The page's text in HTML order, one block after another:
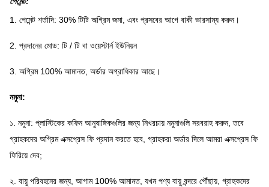
1. পেমেন্ট শর্তাদি: 30% টিটি অগ্রিম জমা, এবং প্রসবের আগে বাকী ভারসাম্য করুন।
2. প্রদানের মোড: টি / টি বা ওয়েস্টার্ন ইউনিয়ন
3. অগ্রিম 100% আমানত, অর্ডার অগ্রাধিকার আছে।
নমুনা:
১. নমুনা: প্লাস্টিকের কফিন আনুষাঙ্গিকগুলির জন্য নিখরচায় নমুনাগুলি সরবরাহ করুন, তবে
গ্রাহকদের অগ্রিম এক্সপ্রেস ফি প্রদান করতে হবে, গ্রাহকরা অর্ডার দিলে আমরা এক্সপ্রেস ফি
ফিরিয়ে দেব;
২. বায়ু পরিবহনের জন্য, আগাম 100% আমানত, যখন পণ্য বায়ু বন্দরে পৌঁছায়, গ্রাহকদের